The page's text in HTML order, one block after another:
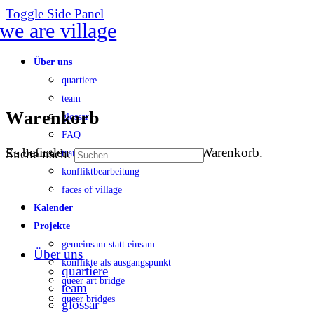
Toggle Side Panel
Über uns
quartiere
team
glossar
FAQ
transparenz
konfliktbearbeitung
faces of village
Kalender
Projekte
gemeinsam statt einsam
konflikte als ausgangspunkt
queer art bridge
queer bridges
Warenkorb
Es befinden sich keine Produkte im Warenkorb.
Suche nach:
Über uns
quartiere
team
glossar